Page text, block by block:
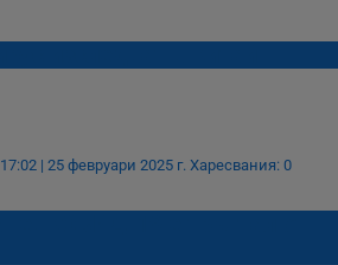
17:02 | 25 февруари 2025 г. Харесвания: 0